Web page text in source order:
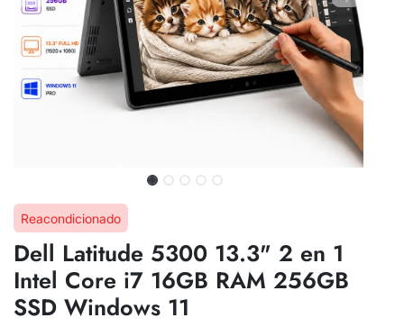
Reacondicionado
Dell Latitude 5300 13.3" 2 en 1
Intel Core i7 16GB RAM 256GB
SSD Windows 11